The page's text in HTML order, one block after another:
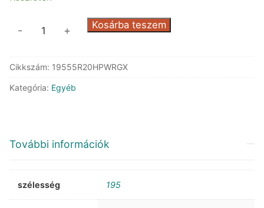
mennyiség
- + Kosárba teszem
Cikkszám: 19555R20HPWRGX
Kategória: Egyéb
További információk
szélesség 195